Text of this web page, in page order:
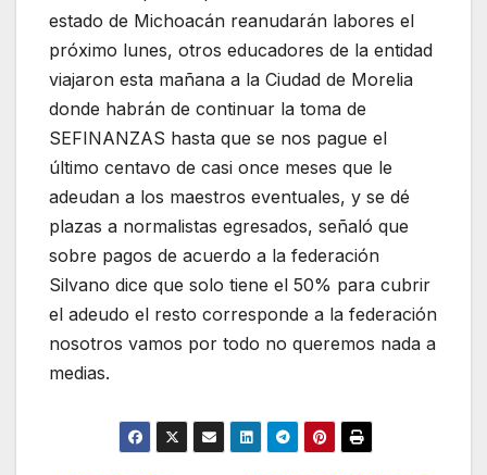
estado de Michoacán reanudarán labores el
próximo lunes, otros educadores de la entidad
viajaron esta mañana a la Ciudad de Morelia
donde habrán de continuar la toma de
SEFINANZAS hasta que se nos pague el
último centavo de casi once meses que le
adeudan a los maestros eventuales, y se dé
plazas a normalistas egresados, señaló que
sobre pagos de acuerdo a la federación
Silvano dice que solo tiene el 50% para cubrir
el adeudo el resto corresponde a la federación
nosotros vamos por todo no queremos nada a
medias.